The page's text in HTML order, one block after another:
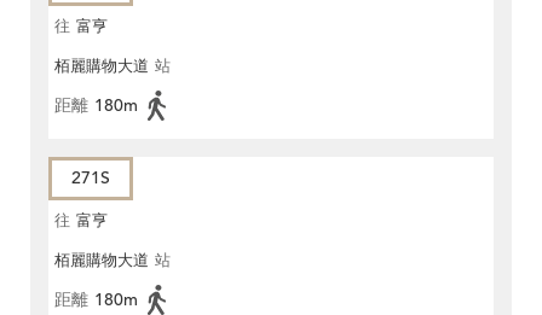
往 富亨
栢麗購物大道 站
距離 180m
271S
往 富亨
栢麗購物大道 站
距離 180m